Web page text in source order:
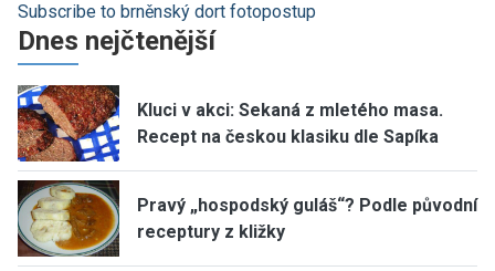
Subscribe to brněnský dort fotopostup
Dnes nejčtenější
Kluci v akci: Sekaná z mletého masa.
Recept na českou klasiku dle Sapíka
Pravý „hospodský guláš“? Podle původní
receptury z kližky